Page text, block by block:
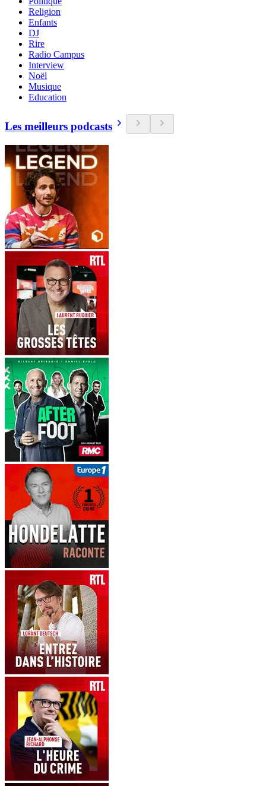
Religion
Enfants
DJ
Rire
Radio Campus
Interview
Noël
Musique
Education
Les meilleurs podcasts